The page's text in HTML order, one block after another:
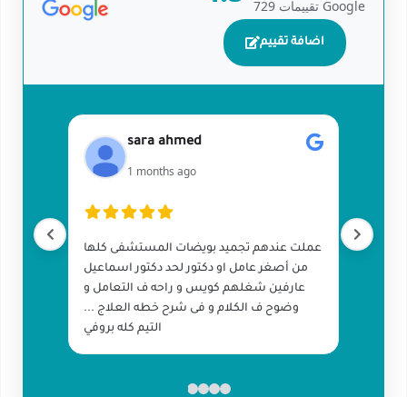
729 تقييمات Google
اضافة تقييم
sara ahmed
1 months ago
عملت عندهم تجميد بويضات المستشفى كلها
من أصغر عامل او دكتور لحد دكتور اسماعيل
عارفين شغلهم كويس و راحه ف التعامل و
وضوح ف الكلام و فى شرح خطه العلاج ...
التيم كله بروفي